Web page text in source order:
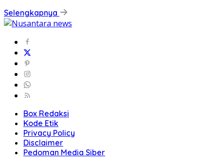
Selengkapnya
Box Redaksi
Kode Etik
Privacy Policy
Disclaimer
Pedoman Media Siber